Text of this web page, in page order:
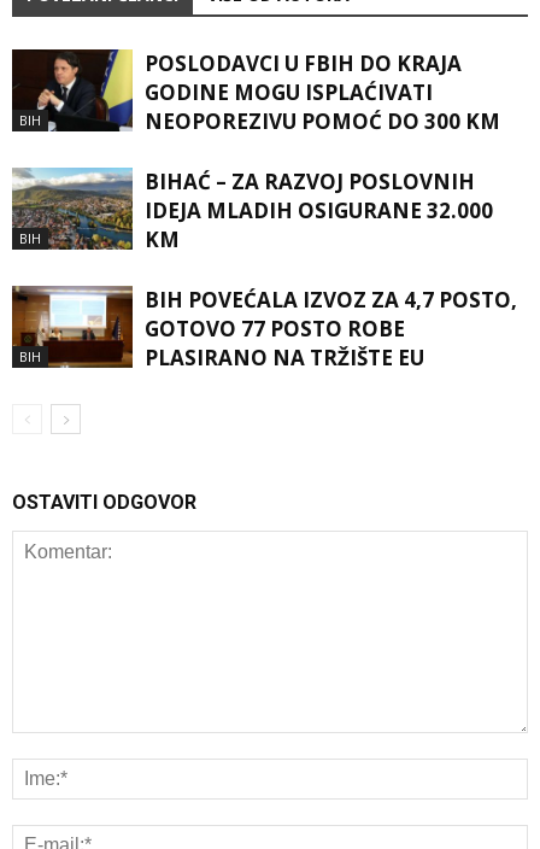
BIH
POSLODAVCI U FBIH DO KRAJA
GODINE MOGU ISPLAĆIVATI
NEOPOREZIVU POMOĆ DO 300 KM
BIH
BIHAĆ – ZA RAZVOJ POSLOVNIH
IDEJA MLADIH OSIGURANE 32.000
KM
BIH
BIH POVEĆALA IZVOZ ZA 4,7 POSTO,
GOTOVO 77 POSTO ROBE
PLASIRANO NA TRŽIŠTE EU
OSTAVITI ODGOVOR